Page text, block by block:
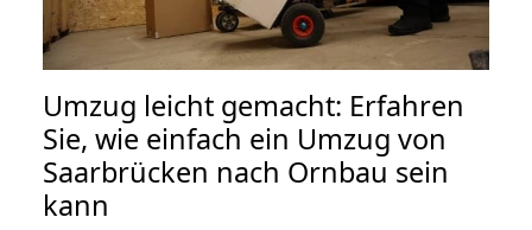
Umzug leicht gemacht: Erfahren
Sie, wie einfach ein Umzug von
Saarbrücken nach Ornbau sein
kann